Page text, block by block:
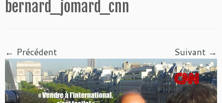
bernard_jomard_cnn
← Précédent Suivant →